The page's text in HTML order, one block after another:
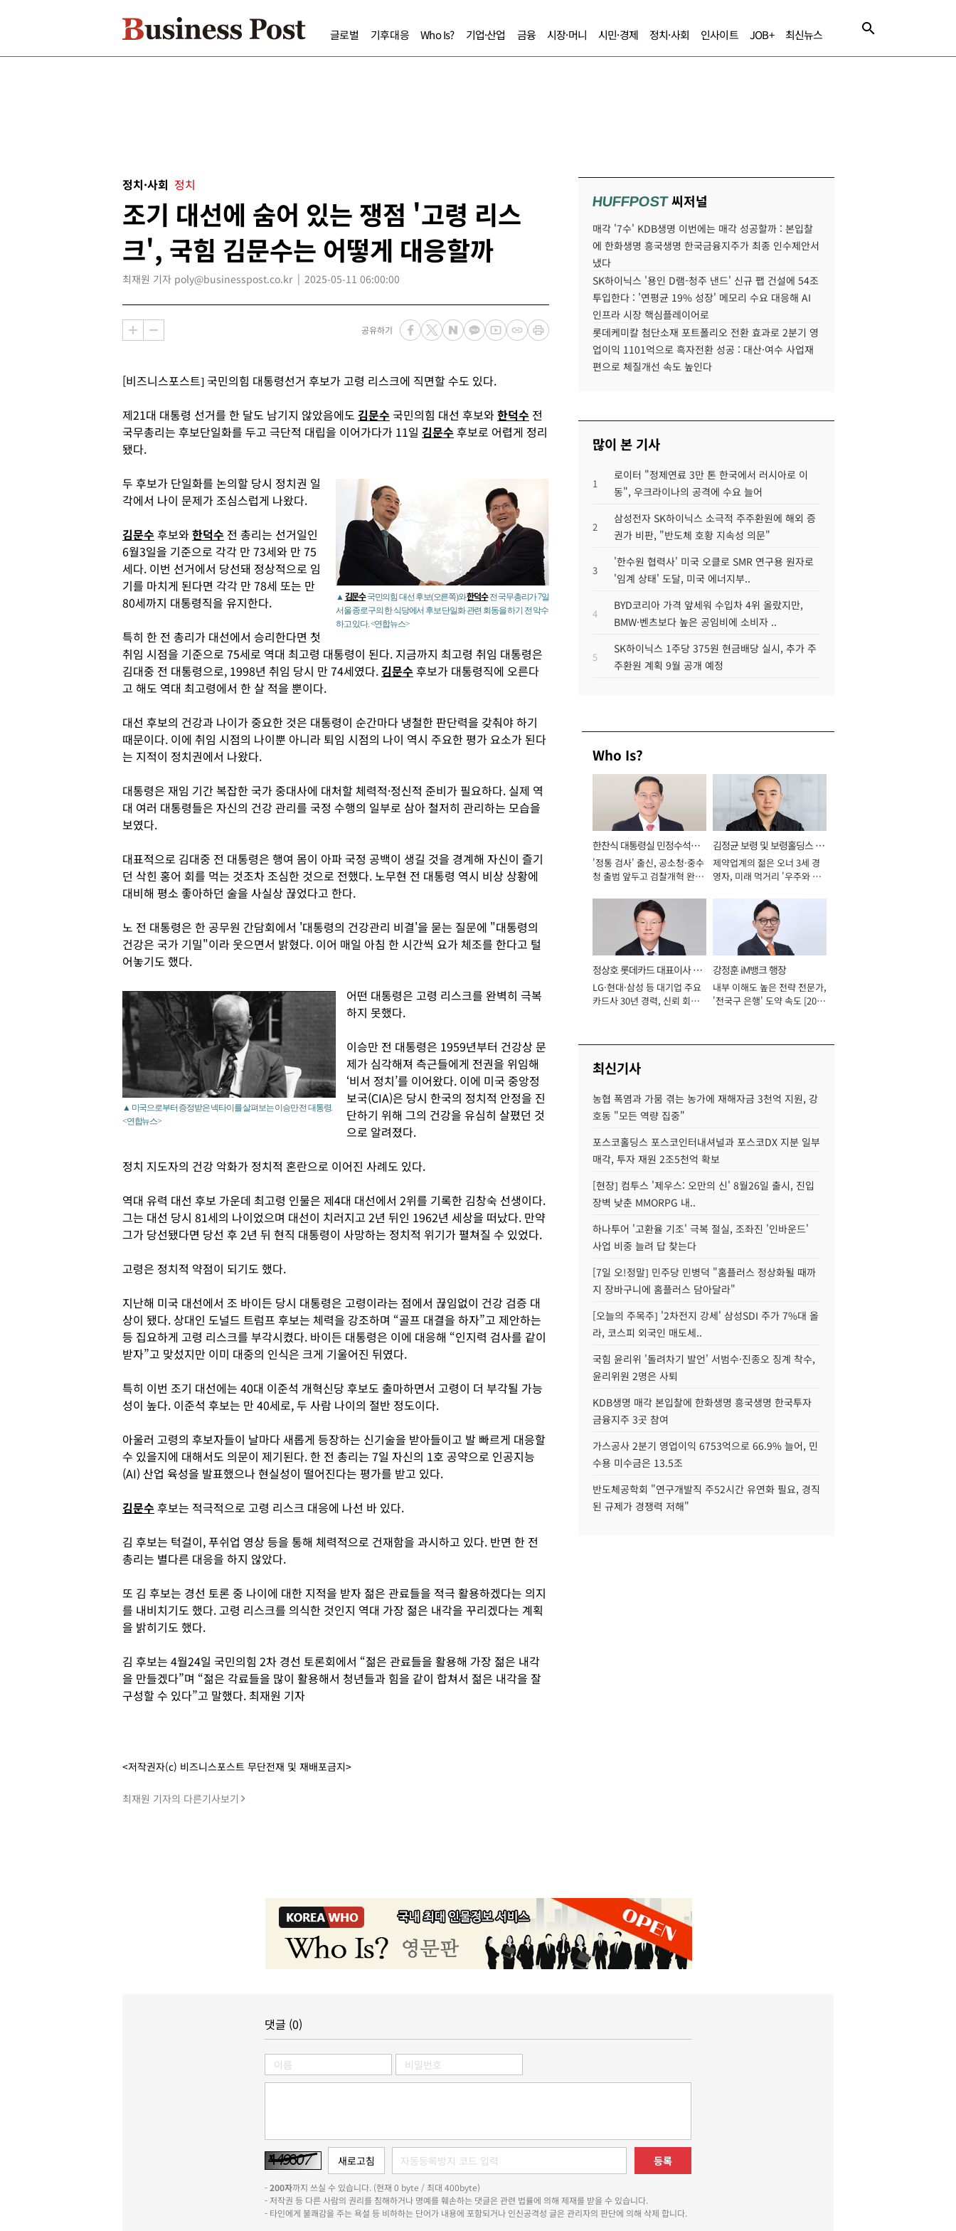
글로벌 기후대응 Who Is? 기업·산업 금융 시장·머니 시민·경제 정치·사회 인사이트 JOB+ 최신뉴스
정치·사회 정치
조기 대선에 숨어 있는 쟁점 '고령 리스
크', 국힘 김문수는 어떻게 대응할까
최재원 기자 poly@businesspost.co.kr 2025-05-11 06:00:00
공유하기
[비즈니스포스트] 국민의힘 대통령선거 후보가 고령 리스크에 직면할 수도 있다.
제21대 대통령 선거를 한 달도 남기지 않았음에도 김문수 국민의힘 대선 후보와한덕수 전
국무총리는 후보단일화를 두고 극단적 대립을 이어가다가 11일 김문수 후보로 어렵게 정리
됐다.
▲ 김문수국민의힘 대선 후보(오른쪽)와한덕수전 국무총리가 7일
서울 종로구의 한 식당에서 후보 단일화 관련 회동을 하기 전 악수
하고 있다. <연합뉴스>
두 후보가 단일화를 논의할 당시 정치권 일
각에서 나이 문제가 조심스럽게 나왔다.
김문수 후보와한덕수 전 총리는 선거일인
6월3일을 기준으로 각각 만 73세와 만 75
세다. 이번 선거에서 당선돼 정상적으로 임
기를 마치게 된다면 각각 만 78세 또는 만
80세까지 대통령직을 유지한다.
특히 한 전 총리가 대선에서 승리한다면 첫
취임 시점을 기준으로 75세로 역대 최고령 대통령이 된다. 지금까지 최고령 취임 대통령은
김대중 전 대통령으로, 1998년 취임 당시 만 74세였다. 김문수 후보가 대통령직에 오른다
고 해도 역대 최고령에서 한 살 적을 뿐이다.
대선 후보의 건강과 나이가 중요한 것은 대통령이 순간마다 냉철한 판단력을 갖춰야 하기
때문이다. 이에 취임 시점의 나이뿐 아니라 퇴임 시점의 나이 역시 주요한 평가 요소가 된다
는 지적이 정치권에서 나왔다.
대통령은 재임 기간 복잡한 국가 중대사에 대처할 체력적·정신적 준비가 필요하다. 실제 역
대 여러 대통령들은 자신의 건강 관리를 국정 수행의 일부로 삼아 철저히 관리하는 모습을
보였다.
대표적으로 김대중 전 대통령은 행여 몸이 아파 국정 공백이 생길 것을 경계해 자신이 즐기
던 삭힌 홍어 회를 먹는 것조차 조심한 것으로 전했다. 노무현 전 대통령 역시 비상 상황에
대비해 평소 좋아하던 술을 사실상 끊었다고 한다.
노 전 대통령은 한 공무원 간담회에서 '대통령의 건강관리 비결'을 묻는 질문에 "대통령의
건강은 국가 기밀"이라 웃으면서 밝혔다. 이어 매일 아침 한 시간씩 요가 체조를 한다고 털
어놓기도 했다.
▲ 미국으로부터 증정받은 넥타이를 살펴보는 이승만 전 대통령.
<연합뉴스>
어떤 대통령은 고령 리스크를 완벽히 극복
하지 못했다.
이승만 전 대통령은 1959년부터 건강상 문
제가 심각해져 측근들에게 전권을 위임해
‘비서 정치’를 이어왔다. 이에 미국 중앙정
보국(CIA)은 당시 한국의 정치적 안정을 진
단하기 위해 그의 건강을 유심히 살폈던 것
으로 알려졌다.
정치 지도자의 건강 악화가 정치적 혼란으로 이어진 사례도 있다.
역대 유력 대선 후보 가운데 최고령 인물은 제4대 대선에서 2위를 기록한 김창숙 선생이다.
그는 대선 당시 81세의 나이었으며 대선이 치러지고 2년 뒤인 1962년 세상을 떠났다. 만약
그가 당선됐다면 당선 후 2년 뒤 현직 대통령이 사망하는 정치적 위기가 펼쳐질 수 있었다.
고령은 정치적 약점이 되기도 했다.
지난해 미국 대선에서 조 바이든 당시 대통령은 고령이라는 점에서 끊임없이 건강 검증 대
상이 됐다. 상대인 도널드 트럼프 후보는 체력을 강조하며 “골프 대결을 하자”고 제안하는
등 집요하게 고령 리스크를 부각시켰다. 바이든 대통령은 이에 대응해 “인지력 검사를 같이
받자”고 맞섰지만 이미 대중의 인식은 크게 기울어진 뒤였다.
특히 이번 조기 대선에는 40대 이준석 개혁신당 후보도 출마하면서 고령이 더 부각될 가능
성이 높다. 이준석 후보는 만 40세로, 두 사람 나이의 절반 정도이다.
아울러 고령의 후보자들이 날마다 새롭게 등장하는 신기술을 받아들이고 발 빠르게 대응할
수 있을지에 대해서도 의문이 제기된다. 한 전 총리는 7일 자신의 1호 공약으로 인공지능
(AI) 산업 육성을 발표했으나 현실성이 떨어진다는 평가를 받고 있다.
김문수 후보는 적극적으로 고령 리스크 대응에 나선 바 있다.
김 후보는 턱걸이, 푸쉬업 영상 등을 통해 체력적으로 건재함을 과시하고 있다. 반면 한 전
총리는 별다른 대응을 하지 않았다.
또 김 후보는 경선 토론 중 나이에 대한 지적을 받자 젊은 관료들을 적극 활용하겠다는 의지
를 내비치기도 했다. 고령 리스크를 의식한 것인지 역대 가장 젊은 내각을 꾸리겠다는 계획
을 밝히기도 했다.
김 후보는 4월24일 국민의힘 2차 경선 토론회에서 “젊은 관료들을 활용해 가장 젊은 내각
을 만들겠다”며 “젊은 각료들을 많이 활용해서 청년들과 힘을 같이 합쳐서 젊은 내각을 잘
구성할 수 있다”고 말했다. 최재원 기자
<저작권자(c) 비즈니스포스트 무단전재 및 재배포금지>
최재원 기자의 다른기사보기
HUFFPOST씨저널
매각 '7수' KDB생명 이번에는 매각 성공할까 : 본입찰
에 한화생명 흥국생명 한국금융지주가 최종 인수제안서
냈다
SK하이닉스 '용인 D램-청주 낸드' 신규 팹 건설에 54조
투입한다 : '연평균 19% 성장' 메모리 수요 대응해 AI
인프라 시장 핵심플레이어로
롯데케미칼 첨단소재 포트폴리오 전환 효과로 2분기 영
업이익 1101억으로 흑자전환 성공 : 대산·여수 사업재
편으로 체질개선 속도 높인다
많이 본 기사
1
로이터 "정제연료 3만 톤 한국에서 러시아로 이
동", 우크라이나의 공격에 수요 늘어
2
삼성전자 SK하이닉스 소극적 주주환원에 해외 증
권가 비판, "반도체 호황 지속성 의문"
3
'한수원 협력사' 미국 오클로 SMR 연구용 원자로
'임계 상태' 도달, 미국 에너지부..
4
BYD코리아 가격 앞세워 수입차 4위 올랐지만,
BMW·벤츠보다 높은 공임비에 소비자 ..
5
SK하이닉스 1주당 375원 현금배당 실시, 추가 주
주환원 계획 9월 공개 예정
Who Is?
한찬식 대통령실 민정수석비
서관
'정통 검사' 출신, 공소청·중수
청 출범 앞두고 검찰개혁 완수
김정균 보령 및 보령홀딩스 대
표이사 사장
제약업계의 젊은 오너 3세 경
영자, 미래 먹거리 '우주와 헬
정상호 롯데카드 대표이사 사
장
LG·현대·삼성 등 대기업 주요
카드사 30년 경력, 신뢰 회복
강정훈 iM뱅크 행장
내부 이해도 높은 전략 전문가,
'전국구 은행' 도약 속도 [2026
최신기사
농협 폭염과 가뭄 겪는 농가에 재해자금 3천억 지원, 강
호동 "모든 역량 집중"
포스코홀딩스 포스코인터내셔널과 포스코DX 지분 일부
매각, 투자 재원 2조5천억 확보
[현장] 컴투스 '제우스: 오만의 신' 8월26일 출시, 진입
장벽 낮춘 MMORPG 내..
하나투어 '고환율 기조' 극복 절실, 조좌진 '인바운드'
사업 비중 늘려 답 찾는다
[7일 오!정말] 민주당 민병덕 "홈플러스 정상화될 때까
지 장바구니에 홈플러스 담아달라"
[오늘의 주목주] '2차전지 강세' 삼성SDI 주가 7%대 올
라, 코스피 외국인 매도세..
국힘 윤리위 '돌려차기 발언' 서범수·진종오 징계 착수,
윤리위원 2명은 사퇴
KDB생명 매각 본입찰에 한화생명 흥국생명 한국투자
금융지주 3곳 참여
가스공사 2분기 영업이익 6753억으로 66.9% 늘어, 민
수용 미수금은 13.5조
반도체공학회 "연구개발직 주52시간 유연화 필요, 경직
된 규제가 경쟁력 저해"
댓글 (0)
등록
-200자까지 쓰실 수 있습니다. (현재 0 byte / 최대 400byte)
- 저작권 등 다른 사람의 권리를 침해하거나 명예를 훼손하는 댓글은 관련 법률에 의해 제재를 받을 수 있습니다.
- 타인에게 불쾌감을 주는 욕설 등 비하하는 단어가 내용에 포함되거나 인신공격성 글은 관리자의 판단에 의해 삭제 합니다.